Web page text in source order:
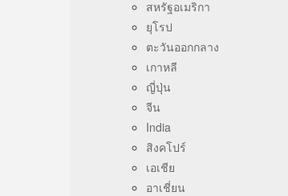
สหรัฐอเมริกา
ยุโรป
ตะวันออกกลาง
เกาหลี
ญี่ปุ่น
จีน
India
สิงคโปร์
เอเชีย
อาเชี่ยน